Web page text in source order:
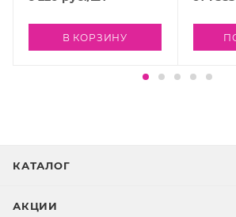
В КОРЗИНУ
КАТАЛОГ
АКЦИИ